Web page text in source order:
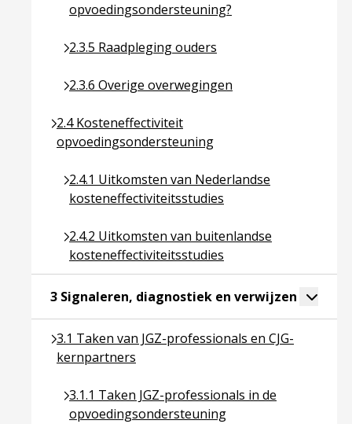
opvoedingsondersteuning?
2.3.5 Raadpleging ouders
Ga naar pagina over 2.3.5 Raadpleging ouders
2.3.6 Overige overwegingen
Ga naar pagina over 2.3.6 Overige overwegingen
2.4 Kosteneffectiviteit
opvoedingsondersteuning
Ga naar pagina over 2.4 Kosteneffectiviteit
2.4.1 Uitkomsten van Nederlandse
kosteneffectiviteitsstudies
Ga naar pagina over 2.4.1 Uitkomsten van
2.4.2 Uitkomsten van buitenlandse
kosteneffectiviteitsstudies
Ga naar pagina over 2.4.2 Uitkomsten van
3 Signaleren, diagnostiek en verwijzen Ga
Toggle
3.1 Taken van JGZ-professionals en CJG-
kernpartners
Ga naar pagina over 3.1 Taken van JGZ-
3.1.1 Taken JGZ-professionals in de
opvoedingsondersteuning
Ga naar pagina over 3.1.1 Taken JGZ-